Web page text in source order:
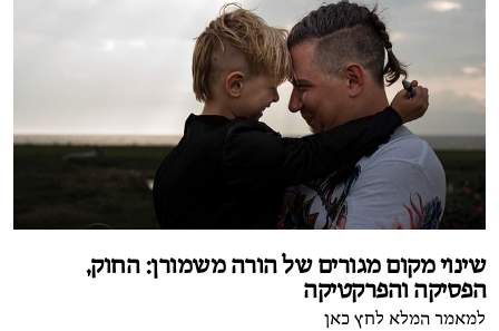
שינוי מקום מגורים של הורה משמורן: החוק,
הפסיקה והפרקטיקה
למאמר המלא לחץ כאן